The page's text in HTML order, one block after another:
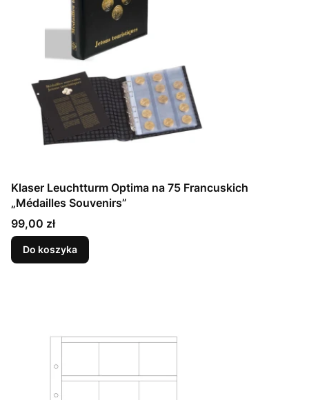
Klaser Leuchtturm Optima na 75 Francuskich
„Médailles Souvenirs”
Cena
99,00 zł
Do koszyka